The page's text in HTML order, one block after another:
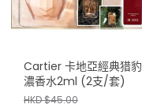
Cartier 卡地亞經典猎豹
濃香水2ml (2支/套)
HKD $45.00